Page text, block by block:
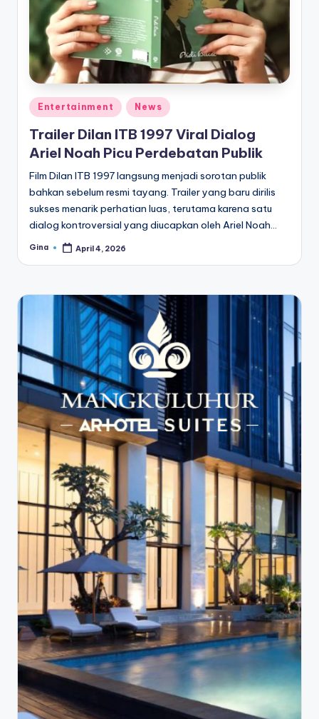
e
di
a
Posted
in
Entertainment News
Trailer Dilan ITB 1997 Viral Dialog
Ariel Noah Picu Perdebatan Publik
Film Dilan ITB 1997 langsung menjadi sorotan publik
bahkan sebelum resmi tayang. Trailer yang baru dirilis
sukses menarik perhatian luas, terutama karena satu
dialog kontroversial yang diucapkan oleh Ariel Noah…
Posted
Gina April 4, 2026